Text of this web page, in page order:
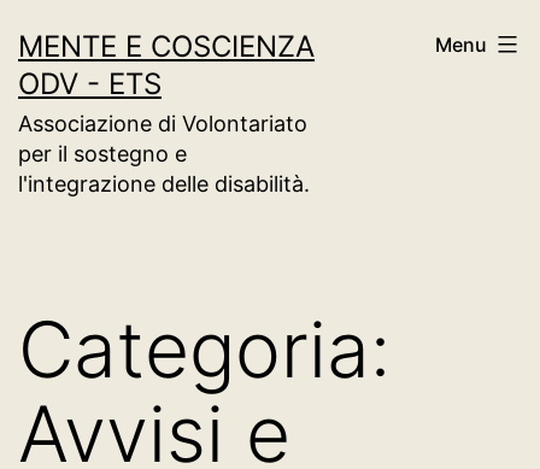
contenuto
MENTE E COSCIENZA
ODV - ETS
Associazione di Volontariato
per il sostegno e
l'integrazione delle disabilità.
Menu
Categoria:
Avvisi e